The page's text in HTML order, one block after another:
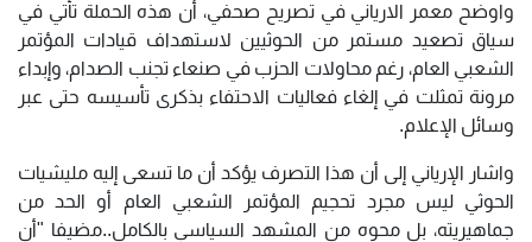
واوضح معمر الارياني في تصريح صحفي، أن هذه الحملة تأتي في
سياق تصعيد مستمر من الحوثيين لاستهداف قيادات المؤتمر
الشعبي العام، رغم محاولات الحزب في صنعاء تجنب الصدام، وإبداء
مرونة تمثلت في إلغاء فعاليات الاحتفاء بذكرى تأسيسه حتى عبر
وسائل الإعلام.
واشار الإرياني إلى أن هذا التصرف يؤكد أن ما تسعى إليه مليشيات
الحوثي ليس مجرد تحجيم المؤتمر الشعبي العام أو الحد من
جماهيريته، بل محوه من المشهد السياسي بالكامل..مضيفا "أن